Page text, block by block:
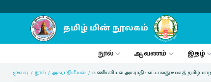
நூல் ஆவணம் இதழ்
முகப்பு நூல் அகராதியியல் வணிகவியல் அகராதி : எட்டாவது உலகத் தமிழ்